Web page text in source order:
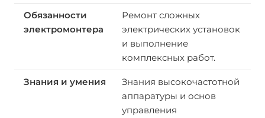
Ремонт сложных
электрических установок
и выполнение
комплексных работ.
Знания высокочастотной
аппаратуры и основ
управления